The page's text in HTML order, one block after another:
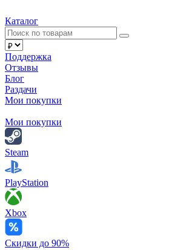
Каталог
Поддержка
Отзывы
Блог
Раздачи
Мои покупки
Мои покупки
Steam
PlayStation
Xbox
Скидки до 90%